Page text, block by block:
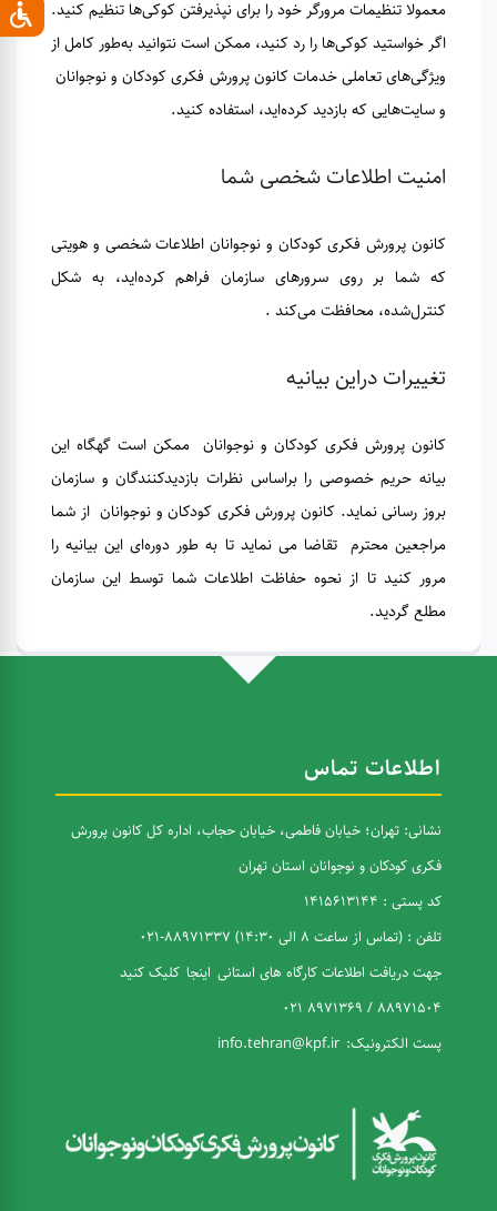
معمولا تنظیمات مرورگر خود را برای نپذیرفتن کوکی‌ها تنظیم کنید.
اگر خواستید کوکی‌ها را رد کنید، ممکن است ‌نتوانید به‌طور کامل از
ویژگی‌های تعاملی خدمات کانون پرورش فکری کودکان و نوجوانان
و سایت‌هایی که بازدید کرده‌اید، استفاده کنید.
امنیت اطلاعات شخصی شما
کانون پرورش فکری کودکان و نوجوانان اطلاعات شخصی و هویتی‌
که شما بر روی سرورهای سازمان فراهم کرده‌اید، به شکل
کنترل‌شده، محافظت می‌کند .
تغییرات دراین بیانیه
کانون پرورش فکری کودکان و نوجوانان ممکن است گهگاه این
بیانه حریم خصوصی را براساس نظرات بازدیدکنندگان و سازمان
بروز رسانی نماید. کانون پرورش فکری کودکان و نوجوانان از شما
مراجعین محترم تقاضا می نماید تا به طور دوره‌ای این بیانیه را
مرور کنید تا از نحوه حفاظت اطلاعات شما توسط این سازمان
مطلع گردید.
اطلاعات تماس
نشانی: تهران؛ خیابان فاطمی، خیابان حجاب، اداره کل کانون پرورش
فکری کودکان و نوجوانان استان تهران
کد پستی : 1415613144
تلفن : (تماس از ساعت 8 الی 14:30) 88971337-021
جهت دریافت اطلاعات کارگاه های استانی اینجا کلیک کنید
88971504 / 8971369 021
پست الکترونیک: info.tehran@kpf.ir